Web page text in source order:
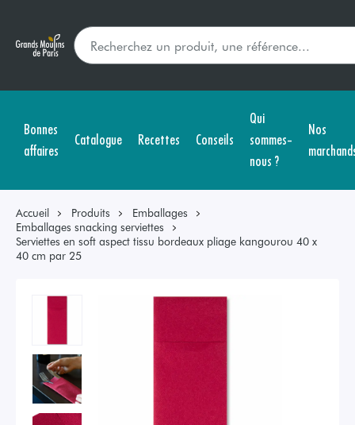
Bonnes
affaires
Catalogue Recettes Conseils
Qui
sommes-
nous ?
Nos
Accueil Produits
Emballages
Emballages snacking serviettes
Serviettes en soft aspect tissu bordeaux pliage kangourou 40 x
40 cm par 25